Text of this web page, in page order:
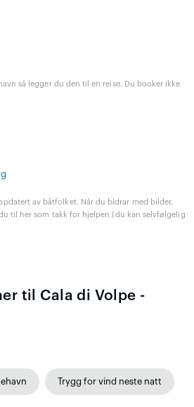
så legger du den til en reise. Du booker ikke
av båtfolket. Når du bidrar med bilder,
til her som takk for hjelpen (du kan selvfølgelig
til Cala di Volpe -
Trygg for vind neste natt